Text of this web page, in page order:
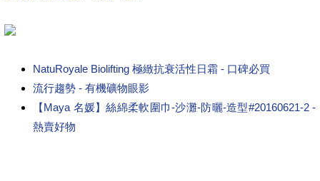
NatuRoyale Biolifting 極緻抗衰活性日霜 - 口碑必買
流行趨勢 - 有機礦物眼影
【Maya 名媛】絲綿柔軟圍巾-沙灘-防曬-造型#20160621-2 -
熱賣好物